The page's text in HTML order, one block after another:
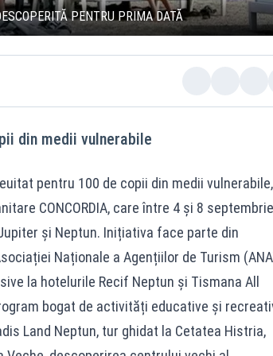
PENTRU PRIMA DATĂ
din medii vulnerabile
pentru 100 de copii din medii vulnerabile,
CONCORDIA, care între 4 și 8 septembrie
și Neptun. Inițiativa face parte din
Naționale a Agențiilor de Turism
la hotelurile Recif Neptun și Tismana All
bogat de activități educative și
Land Neptun, tur ghidat la Cetatea Histria,